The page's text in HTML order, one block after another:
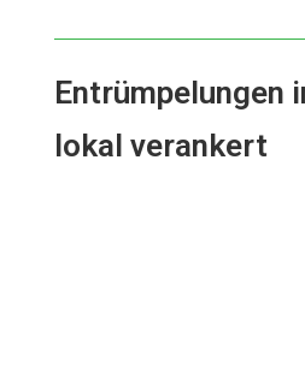
Entrümpelungen
lokal verankert